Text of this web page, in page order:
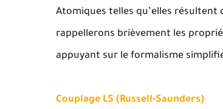
Atomiques telles qu’elles
rappellerons brièvement les
appuyant sur le formalisme
Couplage LS (Russell-Saunders)